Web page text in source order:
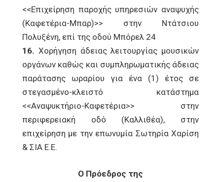
<<Επιχείρηση παροχής υπηρεσιών αναψυχής
(Καφετέρια-Μπαρ)>> στην Ντάτσιου
Πολυξένη, επί της οδού Μπόρελ 24
16. Χορήγηση άδειας λειτουργίας μουσικών
οργάνων καθώς και συμπληρωματικής άδειας
παράτασης ωραρίου για ένα (1) έτος σε
στεγασμένο-κλειστό κατάστημα
<<Αναψυκτήριο-Καφετέρια>> στην
περιφερειακή οδό (Καλλιθέα), στην
επιχείρηση με την επωνυμία Σωτηρία Χαρίση
& ΣΙΑ Ε.Ε.
Ο Πρόεδρος της